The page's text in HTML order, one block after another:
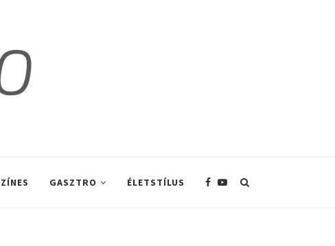
GASZTRO ÉLETSTÍLUS